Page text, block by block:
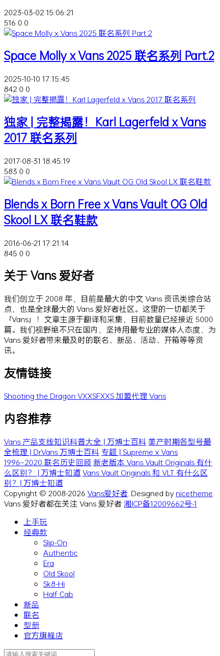
2023-03-02 15:06:21
516 0 0
Space Molly x Vans 2025 联名系列 Part.2
2025-10-10 17:15:45
842 0 0
独家 | 完整揭露！Karl Lagerfeld x Vans
2017 联名系列
2017-08-31 18:45:19
583 0 0
Blends x Born Free x Vans Vault OG Old
Skool LX 联名鞋款
2016-06-21 17:21:14
845 0 0
关于 Vans 爱好者
我们创立于 2008 年，目前是最大的中文 Vans 资讯类综合站
点，也是全球最大的 Vans 爱好者社区。这里的一切都关于
「Vans」！文章主源于翻译和采集，目前数量已经接近 5000
篇。我们视野绝不只在国内，坚持用最专业的媒体人态度，为
Vans 爱好者带来最及时的联名、新品、活动、开箱等等资
讯。
友情链接
Shooting the Dragon VXXSFXXS加盟代理 Vans
内容推荐
Vans 产品支线知识科普大全 | 万博士百科美产时期各型号最
全梳理 | Dr.Vans 万博士百科 专题 | Supreme x Vans
1996~2020 联名历史回顾 新老版本 Vans Vault Originals 有什
么区别？ | 万博士知道Vans Vault Originals 和 VLT 有什么区
别？| 万博士知道
Copyright © 2008-2026 Vans爱好者 . Designed bynicetheme
Vans 爱好者都在关注 Vans 爱好者湘ICP备12009662号-1
上手玩
经典款
Slip-On
Authentic
Era
Old Skool
Sk8-Hi
Half Cab
新品
联名
型册
官方旗舰店